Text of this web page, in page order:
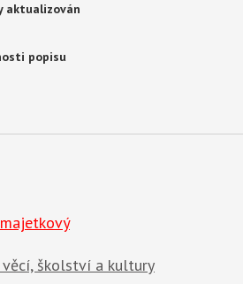
aktualizován
popisu
školství a kultury